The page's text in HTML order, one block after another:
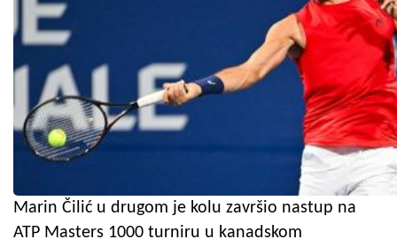
Marin Čilić u drugom je kolu završio nastup na
ATP Masters 1000 turniru u kanadskom